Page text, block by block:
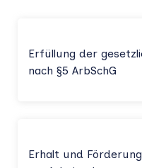
Erfüllung der
nach §5 ArbSchG
Erhalt und